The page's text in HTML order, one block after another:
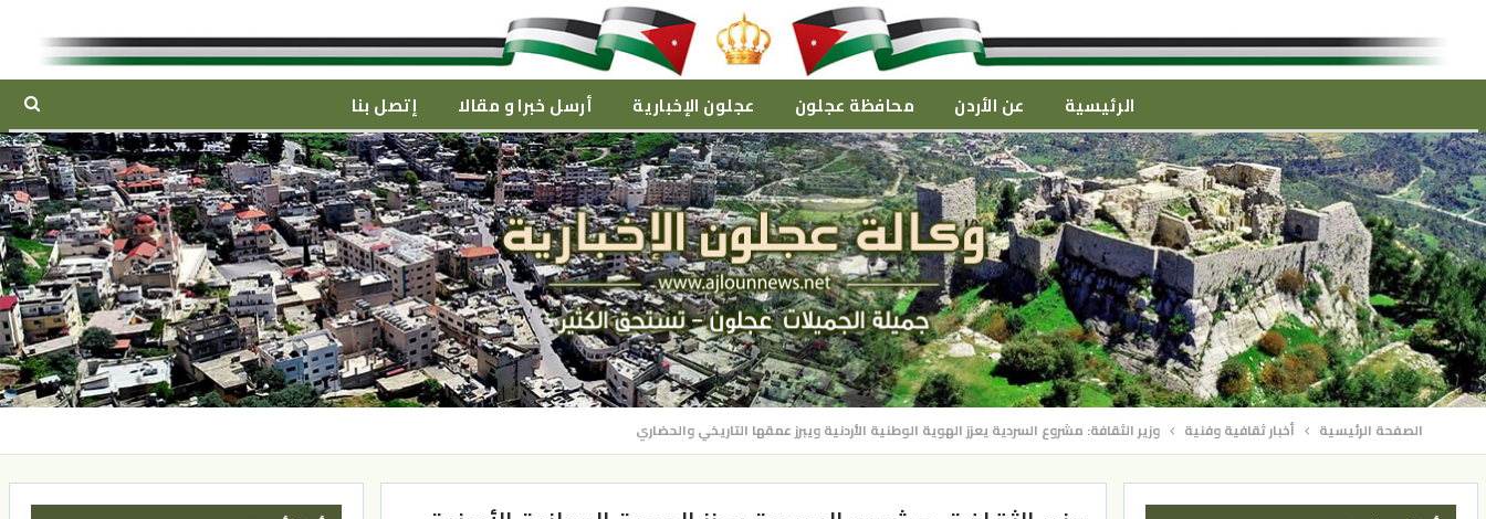
الرئيسية عن الأردن محافظة عجلون عجلون الإخبارية أرسل خبرا و مقالا إتصل بنا
الصفحة الرئيسية أخبار ثقافية وفنية وزير الثقافة: مشروع السردية يعزز الهوية الوطنية الأردنية ويبرز عمقها التاريخي والحضاري